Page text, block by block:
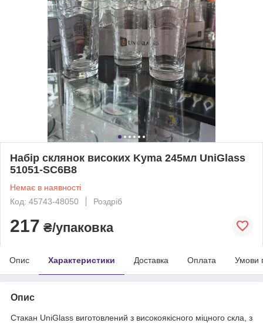
Набір склянок високих Kyma 245мл UniGlass
51051-SC6B8
Немає в наявності
Код: 45743-48050
Роздріб
217 ₴/упаковка
Опис Характеристики Доставка Оплата Умови
Опис
Стакан UniGlass виготовлений з високоякісного міцного скла, з